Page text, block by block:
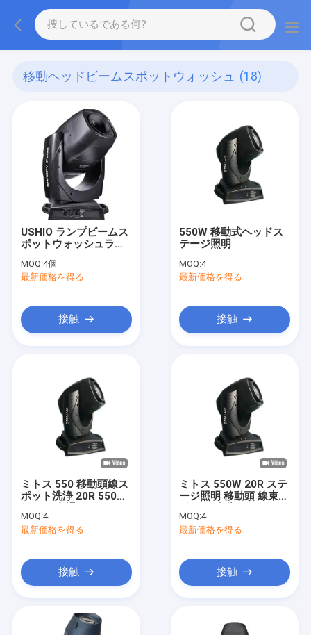
移動ヘッドビームスポットウォッシュ (18)
USHIO ランプビームス
ポットウォッシュライ
MOQ:4個
最新価格を得る
接触
550W 移動式ヘッドス
テージ照明
MOQ:4
最新価格を得る
接触
ミトス 550 移動頭線ス
ポット洗浄 20R 550W
MOQ:4
最新価格を得る
接触
ミトス 550W 20R ステ
ージ照明 移動頭 線束ス
MOQ:4
最新価格を得る
接触